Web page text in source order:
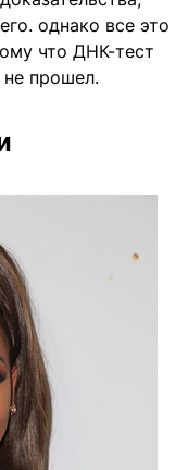
однако все это
что ДНК-тест
не прошел.